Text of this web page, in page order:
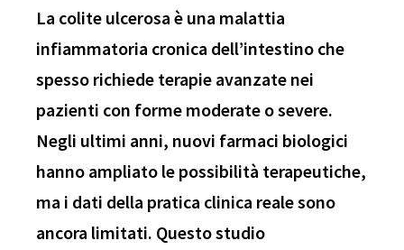
La colite ulcerosa è una malattia
infiammatoria cronica dell’intestino che
spesso richiede terapie avanzate nei
pazienti con forme moderate o severe.
Negli ultimi anni, nuovi farmaci biologici
hanno ampliato le possibilità terapeutiche,
ma i dati della pratica clinica reale sono
ancora limitati. Questo studio